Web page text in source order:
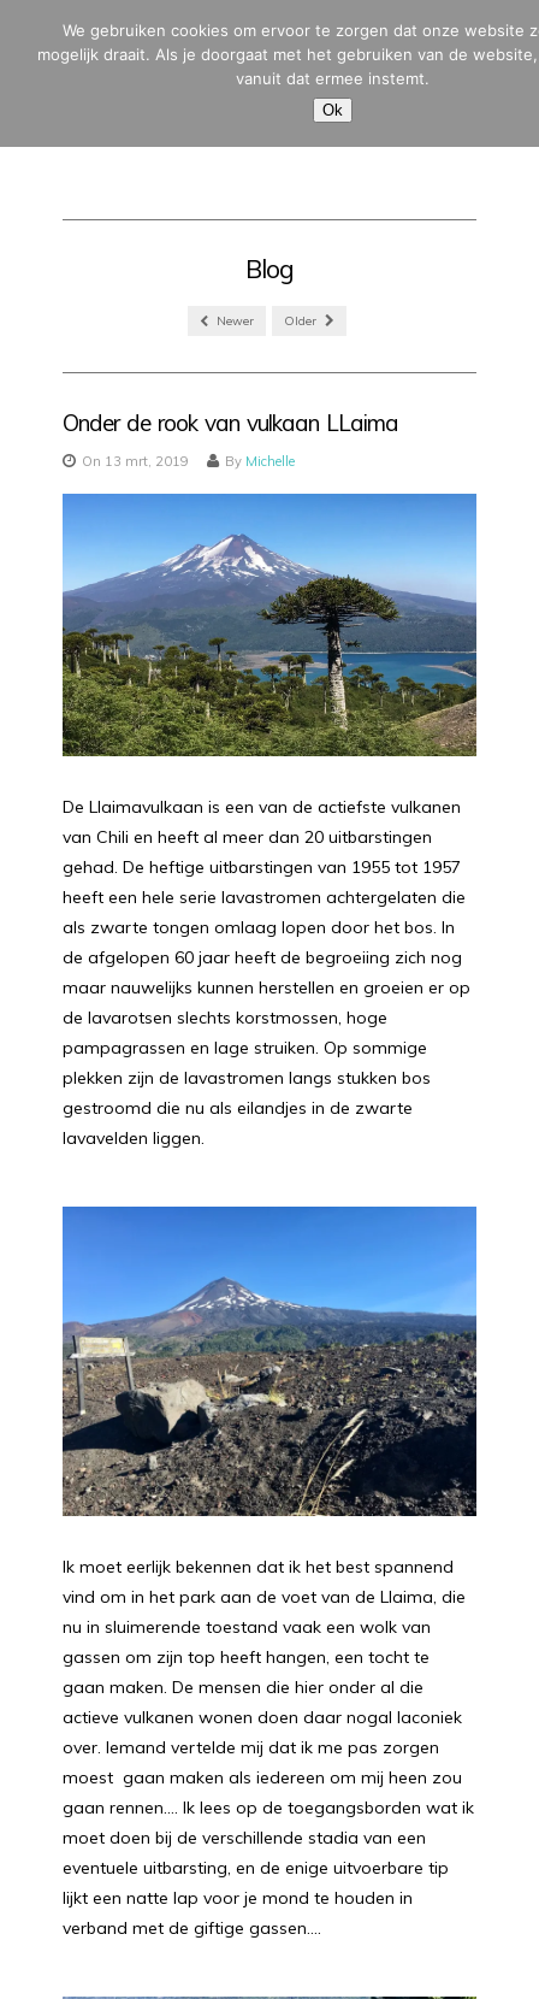
Blog
Newer Older
Onder de rook van vulkaan LLaima
On 13 mrt, 2019 By Michelle
De Llaimavulkaan is een van de actiefste vulkanen
van Chili en heeft al meer dan 20 uitbarstingen
gehad. De heftige uitbarstingen van 1955 tot 1957
heeft een hele serie lavastromen achtergelaten die
als zwarte tongen omlaag lopen door het bos. In
de afgelopen 60 jaar heeft de begroeiing zich nog
maar nauwelijks kunnen herstellen en groeien er op
de lavarotsen slechts korstmossen, hoge
pampagrassen en lage struiken. Op sommige
plekken zijn de lavastromen langs stukken bos
gestroomd die nu als eilandjes in de zwarte
lavavelden liggen.
Ik moet eerlijk bekennen dat ik het best spannend
vind om in het park aan de voet van de Llaima, die
nu in sluimerende toestand vaak een wolk van
gassen om zijn top heeft hangen, een tocht te
gaan maken. De mensen die hier onder al die
actieve vulkanen wonen doen daar nogal laconiek
over. Iemand vertelde mij dat ik me pas zorgen
moest gaan maken als iedereen om mij heen zou
gaan rennen…. Ik lees op de toegangsborden wat ik
moet doen bij de verschillende stadia van een
eventuele uitbarsting, en de enige uitvoerbare tip
lijkt een natte lap voor je mond te houden in
verband met de giftige gassen….
We gebruiken cookies om ervoor te zorgen dat onze website
mogelijk draait. Als je doorgaat met het gebruiken van de
vanuit dat ermee instemt.
Ok